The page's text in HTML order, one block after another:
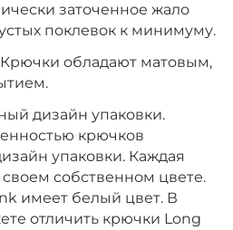
заточенное жало
поклевок к минимуму.
обладают матовым,
дизайн упаковки.
крючков
упаковки. Каждая
собственном цвете.
имеет белый цвет. В
отличить крючки Long